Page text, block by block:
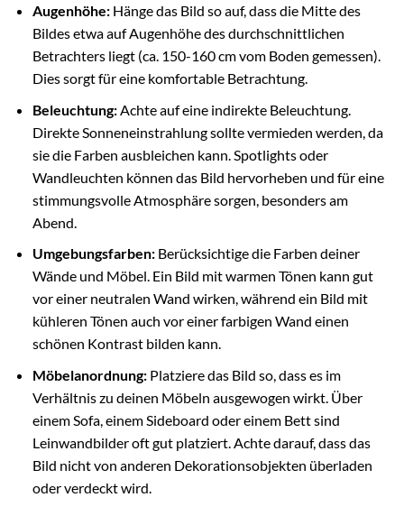
Augenhöhe:Hänge das Bild so auf, dass die Mitte des
Bildes etwa auf Augenhöhe des durchschnittlichen
Betrachters liegt (ca. 150-160 cm vom Boden gemessen).
Dies sorgt für eine komfortable Betrachtung.
Beleuchtung:Achte auf eine indirekte Beleuchtung.
Direkte Sonneneinstrahlung sollte vermieden werden, da
sie die Farben ausbleichen kann. Spotlights oder
Wandleuchten können das Bild hervorheben und für eine
stimmungsvolle Atmosphäre sorgen, besonders am
Abend.
Umgebungsfarben:Berücksichtige die Farben deiner
Wände und Möbel. Ein Bild mit warmen Tönen kann gut
vor einer neutralen Wand wirken, während ein Bild mit
kühleren Tönen auch vor einer farbigen Wand einen
schönen Kontrast bilden kann.
Möbelanordnung:Platziere das Bild so, dass es im
Verhältnis zu deinen Möbeln ausgewogen wirkt. Über
einem Sofa, einem Sideboard oder einem Bett sind
Leinwandbilder oft gut platziert. Achte darauf, dass das
Bild nicht von anderen Dekorationsobjekten überladen
oder verdeckt wird.